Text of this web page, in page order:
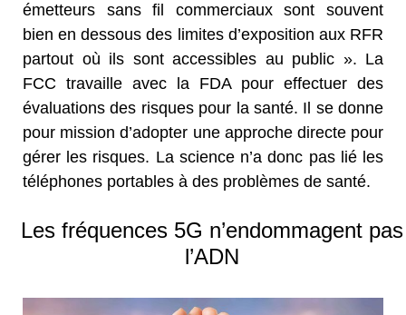
émetteurs sans fil commerciaux sont souvent
bien en dessous des limites d’exposition aux RFR
partout où ils sont accessibles au public ». La
FCC travaille avec la FDA pour effectuer des
évaluations des risques pour la santé. Il se donne
pour mission d’adopter une approche directe pour
gérer les risques. La science n’a donc pas lié les
téléphones portables à des problèmes de santé.
Les fréquences 5G n’endommagent pas
l’ADN